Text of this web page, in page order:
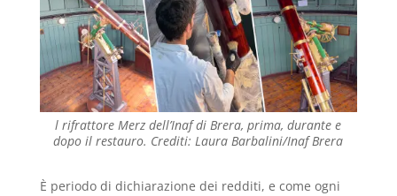
l rifrattore Merz dell’Inaf di Brera, prima, durante e
dopo il restauro. Crediti: Laura Barbalini/Inaf Brera
È periodo di dichiarazione dei redditi, e come ogni